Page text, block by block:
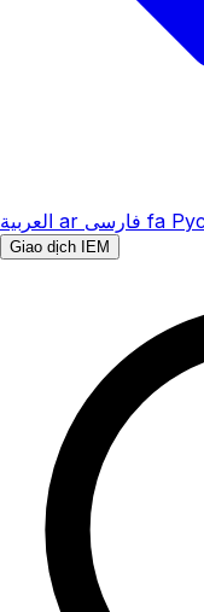
العربية ar فارسی fa
Giao dịch IEM